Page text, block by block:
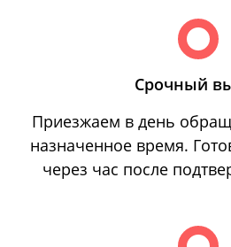
Срочный
Приезжаем в день
назначенное время.
через час после